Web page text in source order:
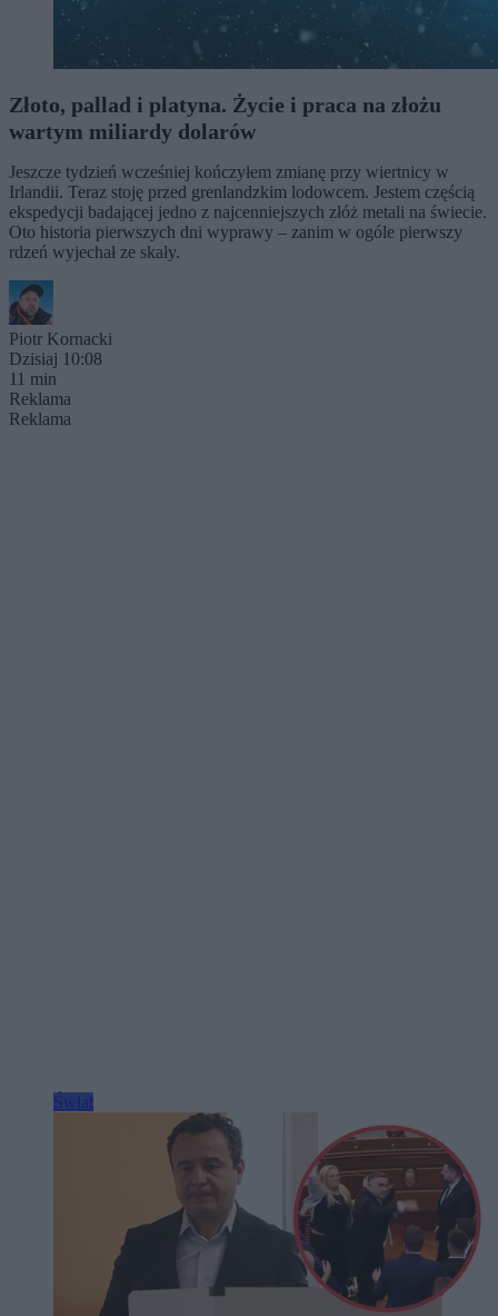
Złoto, pallad i platyna. Życie i praca na złożu
wartym miliardy dolarów
Jeszcze tydzień wcześniej kończyłem zmianę przy wiertnicy w
Irlandii. Teraz stoję przed grenlandzkim lodowcem. Jestem częścią
ekspedycji badającej jedno z najcenniejszych złóż metali na świecie.
Oto historia pierwszych dni wyprawy – zanim w ogóle pierwszy
rdzeń wyjechał ze skały.
Piotr Kornacki
Dzisiaj 10:08
11 min
Reklama
Reklama